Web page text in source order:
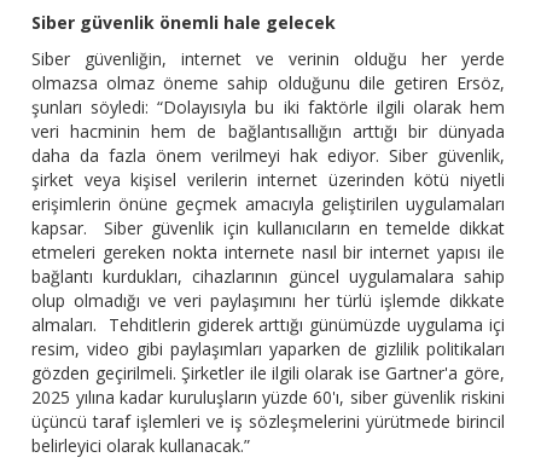
Siber güvenlik önemli hale gelecek
Siber güvenliğin, internet ve verinin olduğu her yerde
olmazsa olmaz öneme sahip olduğunu dile getiren Ersöz,
şunları söyledi: “Dolayısıyla bu iki faktörle ilgili olarak hem
veri hacminin hem de bağlantısallığın arttığı bir dünyada
daha da fazla önem verilmeyi hak ediyor. Siber güvenlik,
şirket veya kişisel verilerin internet üzerinden kötü niyetli
erişimlerin önüne geçmek amacıyla geliştirilen uygulamaları
kapsar. Siber güvenlik için kullanıcıların en temelde dikkat
etmeleri gereken nokta internete nasıl bir internet yapısı ile
bağlantı kurdukları, cihazlarının güncel uygulamalara sahip
olup olmadığı ve veri paylaşımını her türlü işlemde dikkate
almaları. Tehditlerin giderek arttığı günümüzde uygulama içi
resim, video gibi paylaşımları yaparken de gizlilik politikaları
gözden geçirilmeli. Şirketler ile ilgili olarak ise Gartner'a göre,
2025 yılına kadar kuruluşların yüzde 60'ı, siber güvenlik riskini
üçüncü taraf işlemleri ve iş sözleşmelerini yürütmede birincil
belirleyici olarak kullanacak.”